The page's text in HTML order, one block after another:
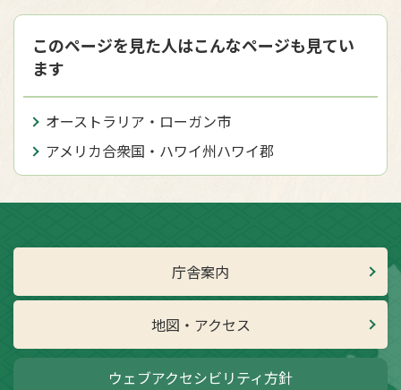
このページを見た人はこんなページも見てい
ます
オーストラリア・ローガン市
アメリカ合衆国・ハワイ州ハワイ郡
庁舎案内
地図・アクセス
ウェブアクセシビリティ方針